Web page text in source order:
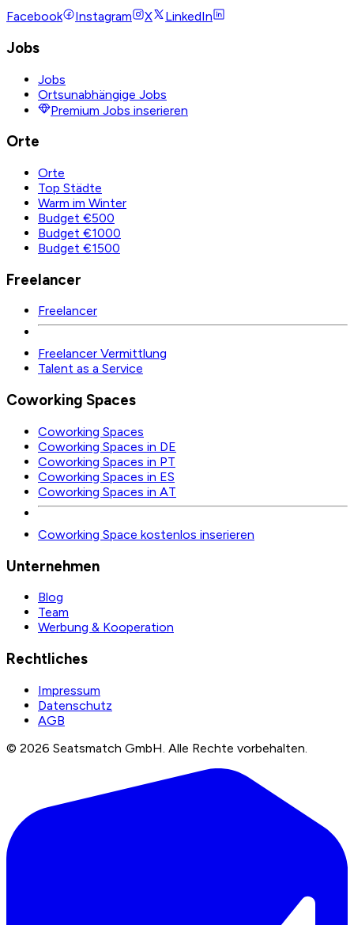
Facebook
Instagram X LinkedIn
Jobs
Jobs
Ortsunabhängige Jobs
Premium Jobs inserieren
Orte
Orte
Top Städte
Warm im Winter
Budget €500
Budget €1000
Budget €1500
Freelancer
Freelancer
Freelancer Vermittlung
Talent as a Service
Coworking Spaces
Coworking Spaces
Coworking Spaces in DE
Coworking Spaces in PT
Coworking Spaces in ES
Coworking Spaces in AT
Coworking Space kostenlos inserieren
Unternehmen
Blog
Team
Werbung & Kooperation
Rechtliches
Impressum
Datenschutz
AGB
© 2026 Seatsmatch GmbH. Alle Rechte vorbehalten.